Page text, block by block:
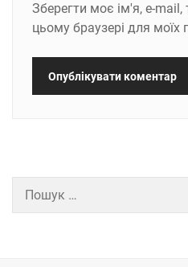
Зберегти моє ім'я, e-mail,
цьому браузері для